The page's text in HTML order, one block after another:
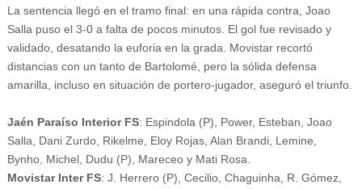
La sentencia llegó en el tramo final: en una rápida contra, Joao
Salla puso el 3-0 a falta de pocos minutos. El gol fue revisado y
validado, desatando la euforia en la grada. Movistar recortó
distancias con un tanto de Bartolomé, pero la sólida defensa
amarilla, incluso en situación de portero-jugador, aseguró el triunfo.
Jaén Paraíso Interior FS: Espindola (P), Power, Esteban, Joao
Salla, Dani Zurdo, Rikelme, Eloy Rojas, Alan Brandi, Lemine,
Bynho, Michel, Dudu (P), Mareceo y Mati Rosa.
Movistar Inter FS: J. Herrero (P), Cecilio, Chaguinha, R. Gómez,